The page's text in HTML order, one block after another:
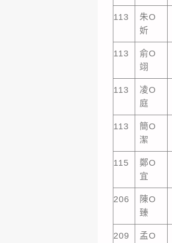
113
朱O
妡
113
俞O
翊
113
凌O
庭
113
簡O
潔
115
鄭O
宜
206
陳O
臻
209
孟O